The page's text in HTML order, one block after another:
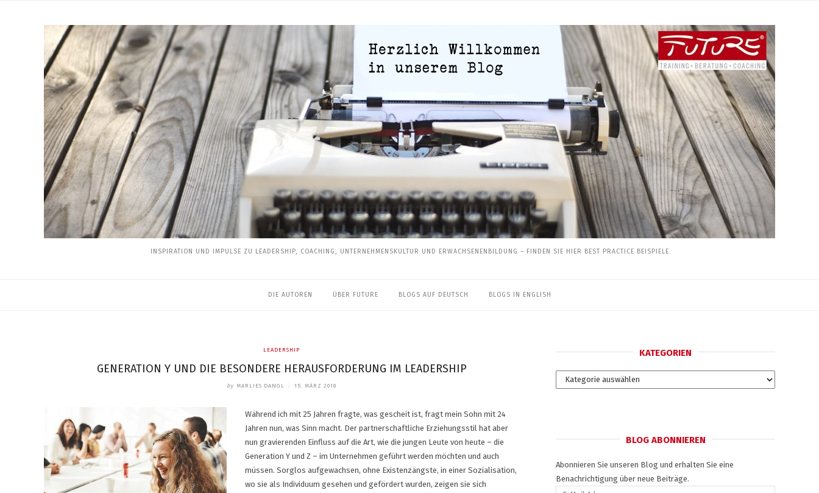
INSPIRATION UND IMPULSE ZU LEADERSHIP, COACHING, UNTERNEHMENSKULTUR UND ERWACHSENENBILDUNG – FINDEN SIE HIER BEST PRACTICE BEISPIELE
DIE AUTOREN ÜBER FUTURE BLOGS AUF DEUTSCH BLOGS IN ENGLISH
LEADERSHIP
GENERATION Y UND DIE BESONDERE HERAUSFORDERUNG IM LEADERSHIP
by MARLIES DANGL 15. MÄRZ 2018
Während ich mit 25 Jahren fragte, was gescheit ist, fragt mein Sohn mit 24
Jahren nun, was Sinn macht. Der partnerschaftliche Erziehungsstil hat aber
nun gravierenden Einfluss auf die Art, wie die jungen Leute von heute – die
Generation Y und Z – im Unternehmen geführt werden möchten und auch
müssen. Sorglos aufgewachsen, ohne Existenzängste, in einer Sozialisation,
wo sie als Individuum gesehen und gefördert wurden, zeigen sie sich
KATEGORIEN
Kategorien
BLOG ABONNIEREN
Abonnieren Sie unseren Blog und erhalten Sie eine
Benachrichtigung über neue Beiträge.